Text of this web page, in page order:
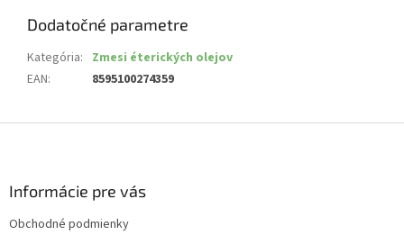
Dodatočné parametre
Kategória: Zmesi éterických olejov
EAN: 8595100274359
Informácie pre vás
Obchodné podmienky